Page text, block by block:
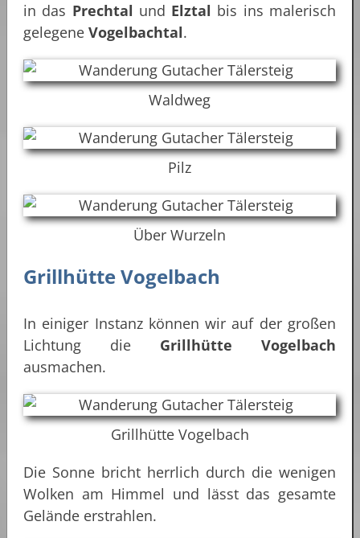
in das Prechtal und Elztal bis ins malerisch
gelegene Vogelbachtal.
Waldweg
Pilz
Über Wurzeln
Grillhütte Vogelbach
In einiger Instanz können wir auf der großen
Lichtung die Grillhütte Vogelbach
ausmachen.
Grillhütte Vogelbach
Die Sonne bricht herrlich durch die wenigen
Wolken am Himmel und lässt das gesamte
Gelände erstrahlen.